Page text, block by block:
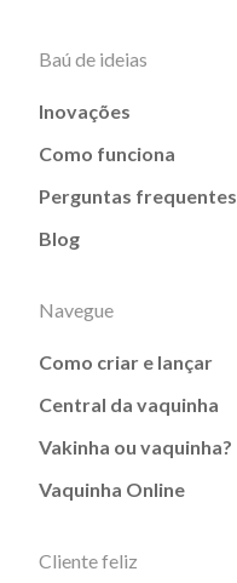
Baú de ideias
Inovações
Como funciona
Perguntas frequentes
Blog
Navegue
Como criar e lançar
Central da vaquinha
Vakinha ou vaquinha?
Vaquinha Online
Cliente feliz